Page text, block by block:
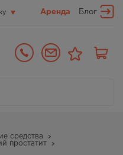
Аренда Блог
средства
простатит